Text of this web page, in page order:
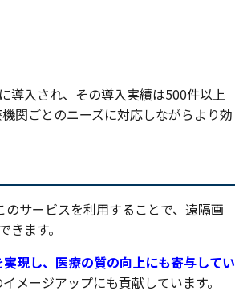
導入され、その導入実績は500件以上
関ごとのニーズに対応しながらより効
サービスを利用することで、遠隔画
ます。
現し、医療の質の向上にも寄与してい
メージアップにも貢献しています。